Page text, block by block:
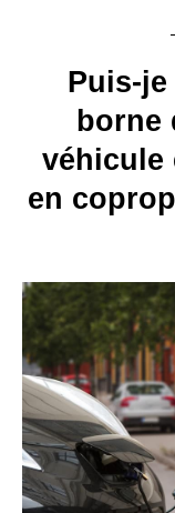
Puis-
borne
véhicule
en